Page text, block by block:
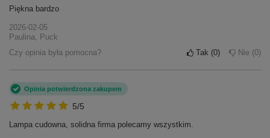
Piękna bardzo
2026-02-05
Paulina, Puck
Czy opinia była pomocna?
Tak 0 Nie 0
5/5
Opinia potwierdzona zakupem
Lampa cudowna, solidna firma polecamy wszystkim.